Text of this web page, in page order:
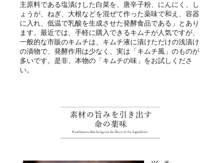
主原料である塩漬けした白菜を、唐辛子粉、にんにく、し
ょうが、ねぎ、大根などを混ぜて作った薬味で和え、容器
に入れ、低温で乳酸を生成させた発酵食品である」とあり
ます。最近では、手軽に購入できるキムチが人気ですが、
一般的な市販のキムチは、キムチ液に漬けただけの浅漬け
の漬物で、発酵作用は少なく、実は「キムチ風」のものが
多いです。是非、本物の「キムチの味」をお試しくださ
い。